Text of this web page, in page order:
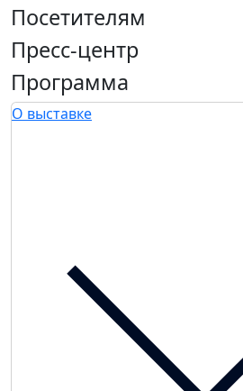
Посетителям
Пресс-центр
Программа
О выставке